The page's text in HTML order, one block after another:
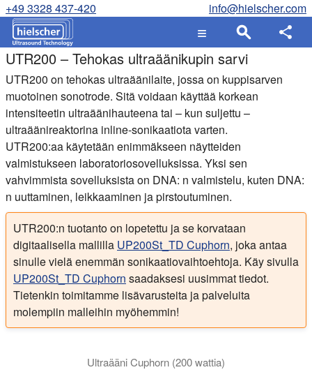
+49 3328 437-420 info@hielscher.com
UTR200 – Tehokas ultraäänikupin sarvi
UTR200 on tehokas ultraäänilaite, jossa on kuppisarven
muotoinen sonotrode. Sitä voidaan käyttää korkean
intensiteetin ultraäänihauteena tai – kun suljettu –
ultraäänireaktorina inline-sonikaatiota varten.
UTR200:aa käytetään enimmäkseen näytteiden
valmistukseen laboratoriosovelluksissa. Yksi sen
vahvimmista sovelluksista on DNA: n valmistelu, kuten DNA:
n uuttaminen, leikkaaminen ja pirstoutuminen.
UTR200:n tuotanto on lopetettu ja se korvataan
digitaalisella mallilla UP200St_TD Cuphorn, joka antaa
sinulle vielä enemmän sonikaatiovaihtoehtoja. Käy sivulla
UP200St_TD Cuphorn saadaksesi uusimmat tiedot.
Tietenkin toimitamme lisävarusteita ja palveluita
molempiin malleihin myöhemmin!
Ultraääni Cuphorn (200 wattia)